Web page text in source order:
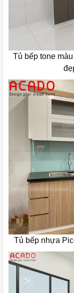
Tủ bếp tone
Tủ bếp nhựa